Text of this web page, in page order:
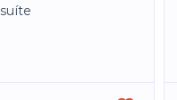
suíte